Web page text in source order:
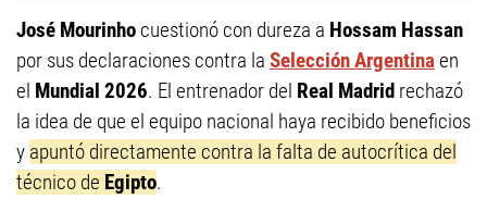
José Mourinho cuestionó con dureza a Hossam Hassan
por sus declaraciones contra la Selección Argentinaen
el Mundial 2026. El entrenador del Real Madrid rechazó
la idea de que el equipo nacional haya recibido beneficios
y apuntó directamente contra la falta de autocrítica del
técnico de Egipto.